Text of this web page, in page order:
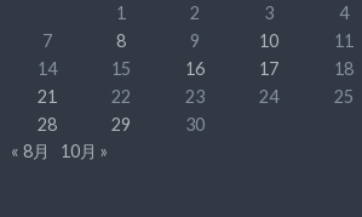
1
2 3 4
7
8 9 10 11
14
15 16 17 18
21
22 23 24 25
28
29
30
« 8月
10月 »